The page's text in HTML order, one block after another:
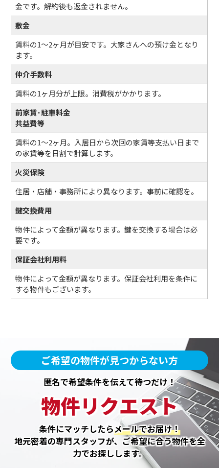
金です。解約後も返金されません。
敷金
賃料の1～2ヶ月が目安です。大家さんへの預け金となり
ます。
仲介手数料
賃料の1ヶ月分が上限。消費税がかかります。
前家賃･駐車料金
共益費等
賃料の1～2ヶ月。入居日から次回の家賃等支払い日まで
の家賃等を日割で計算します。
火災保険
住居・店舗・事務所により異なります。事前に確認を。
鍵交換費用
物件によって金額が異なります。鍵を交換する場合は必
要です。
保証会社利用料
物件によって金額が異なります。保証会社利用を条件に
する物件もございます。
ご希望の物件が見つからない方
匿名で希望条件を伝えて待つだけ！
物件リクエスト
条件にマッチしたらメールでお届け！
地元密着の専門スタッフが、ご希望に合う物件を全
力でお探しします。